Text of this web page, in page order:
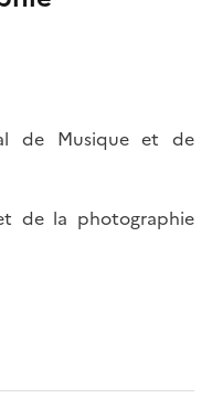
de Musique et de
de la photographie